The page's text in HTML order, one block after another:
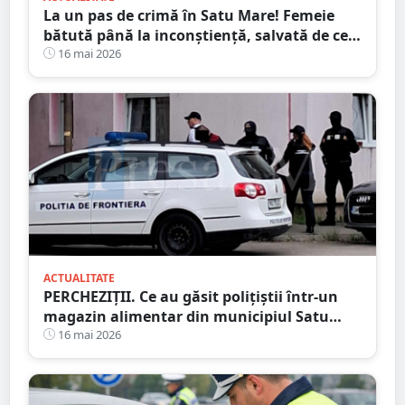
La un pas de crimă în Satu Mare! Femeie
bătută până la inconștiență, salvată de cei
4 copilași
16 mai 2026
ACTUALITATE
PERCHEZIȚII. Ce au găsit polițiștii într-un
magazin alimentar din municipiul Satu
Mare
16 mai 2026